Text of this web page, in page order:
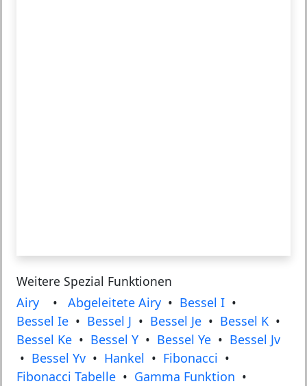
Weitere Spezial Funktionen
Airy • Abgeleitete Airy • Bessel I •
Bessel Ie • Bessel J • Bessel Je • Bessel K •
Bessel Ke • Bessel Y • Bessel Ye • Bessel Jv
• Bessel Yv • Hankel • Fibonacci •
Fibonacci Tabelle • Gamma Funktion •